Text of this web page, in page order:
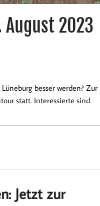
August 2023
besser werden? Zur
statt. Interessierte sind
Jetzt zur